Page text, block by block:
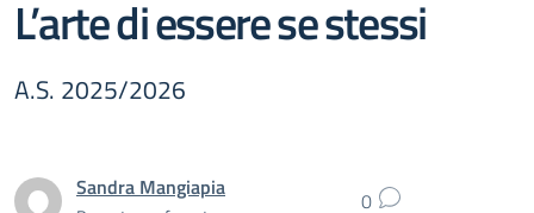
L’arte di essere se stessi
A.S. 2025/2026
Sandra Mangiapia
0